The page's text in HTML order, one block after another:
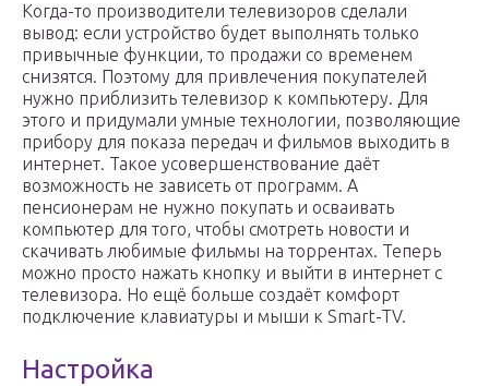
Когда-то производители телевизоров сделали
вывод: если устройство будет выполнять только
привычные функции, то продажи со временем
снизятся. Поэтому для привлечения покупателей
нужно приблизить телевизор к компьютеру. Для
этого и придумали умные технологии, позволяющие
прибору для показа передач и фильмов выходить в
интернет. Такое усовершенствование даёт
возможность не зависеть от программ. А
пенсионерам не нужно покупать и осваивать
компьютер для того, чтобы смотреть новости и
скачивать любимые фильмы на торрентах. Теперь
можно просто нажать кнопку и выйти в интернет с
телевизора. Но ещё больше создаёт комфорт
подключение клавиатуры и мыши к Smart-TV.
Настройка